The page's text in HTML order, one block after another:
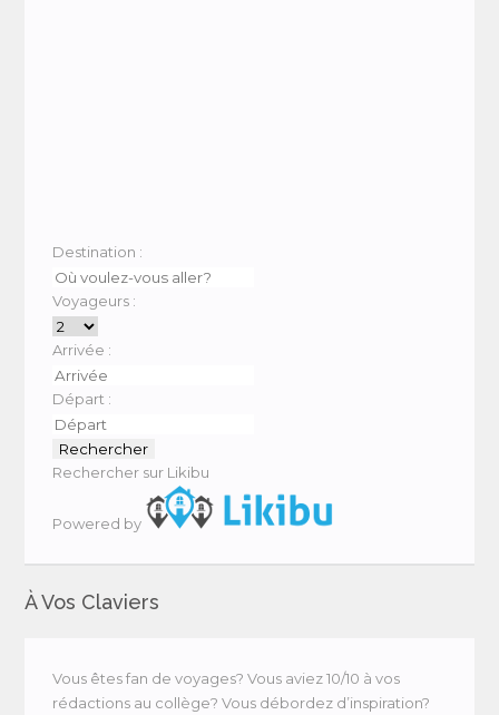
Destination :
Voyageurs :
Arrivée :
Départ :
Rechercher sur Likibu
Powered by
À Vos Claviers
Vous êtes fan de voyages? Vous aviez 10/10 à vos
rédactions au collège? Vous débordez d’inspiration?